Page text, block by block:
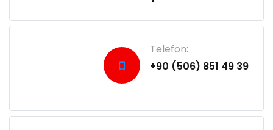
Telefon:
+90 (506) 851 49 39